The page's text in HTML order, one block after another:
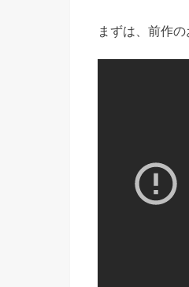
まずは、前作